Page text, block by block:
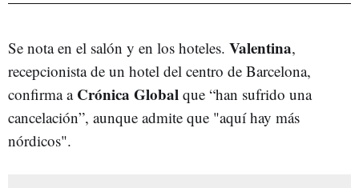
Se nota en el salón y en los hoteles. Valentina,
recepcionista de un hotel del centro de Barcelona,
confirma a Crónica Global que “han sufrido una
cancelación”, aunque admite que "aquí hay más
nórdicos".